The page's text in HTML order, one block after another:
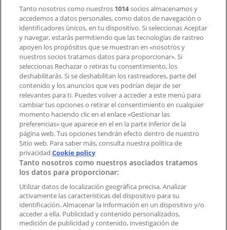
Contacto
Contacto comercial y de marketing
Tienda mal colocada en el mapa
Notificar un folleto
¿Encontraste un problema en la web o en la
aplicación?
Índices
Marcas
Negocios
Negocios cercanos
Productos
Ciudades
Descargar la APP Tiendeo
Tanto nosotros como nuestros 1014socios almacenamos y
accedemos a datos personales, como datos de navegación o
identificadores únicos, en tu dispositivo. Si seleccionas Aceptar
y navegar, estarás permitiendo que las tecnologías de rastreo
apoyen los propósitos que se muestran en «nosotros y
nuestros socios tratamos datos para proporcionar». Si
seleccionas Rechazar o retiras tu consentimiento, los
deshabilitarás. Si se deshabilitan los rastreadores, parte del
contenido y los anuncios que ves podrían dejar de ser
relevantes para ti. Puedes volver a acceder a este menú para
cambiar tus opciones o retirar el consentimiento en cualquier
momento haciendo clic en el enlace «Gestionar las
preferencias» que aparece en el en la parte inferior de la
página web. Tus opciones tendrán efecto dentro de nuestro
Sitio web. Para saber más, consulta nuestra política de
privacidad.Cookie policy
Tanto nosotros como nuestros asociados tratamos
los datos para proporcionar:
Utilizar datos de localización geográfica precisa. Analizar
activamente las características del dispositivo para su
identificación. Almacenar la información en un dispositivo y/o
acceder a ella. Publicidad y contenido personalizados,
medición de publicidad y contenido, investigación de